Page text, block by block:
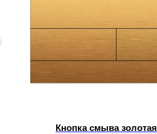
Кнопка смыва золотая